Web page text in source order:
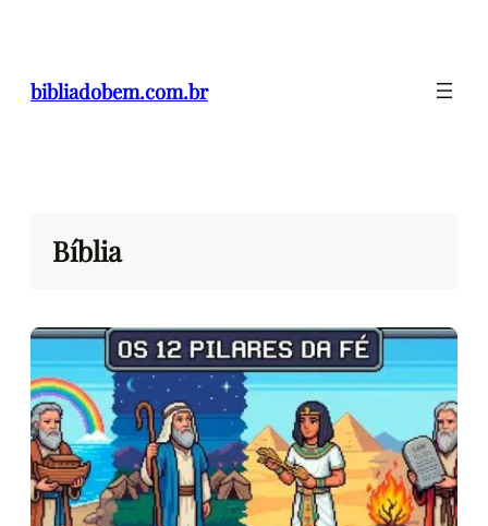
conteúdo
bibliadobem.com.br
Bíblia